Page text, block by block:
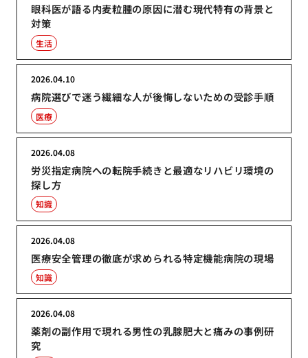
眼科医が語る内麦粒腫の原因に潜む現代特有の背景と
対策
生活
病院選びで迷う繊細な人が後悔しないための受診手順
2026.04.10
医療
労災指定病院への転院手続きと最適なリハビリ環境の
探し方
2026.04.08
知識
医療安全管理の徹底が求められる特定機能病院の現場
2026.04.08
知識
薬剤の副作用で現れる男性の乳腺肥大と痛みの事例研
究
2026.04.08